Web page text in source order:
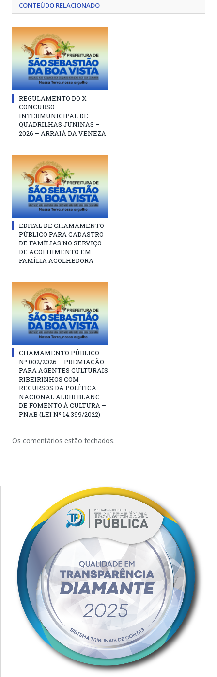
CONTEÚDO RELACIONADO
REGULAMENTO DO X
CONCURSO
INTERMUNICIPAL DE
QUADRILHAS JUNINAS –
2026 – ARRAIÁ DA VENEZA
EDITAL DE CHAMAMENTO
PÚBLICO PARA CADASTRO
DE FAMÍLIAS NO SERVIÇO
DE ACOLHIMENTO EM
FAMÍLIA ACOLHEDORA
CHAMAMENTO PÚBLICO
Nº 002/2026 – PREMIAÇÃO
PARA AGENTES CULTURAIS
RIBEIRINHOS COM
RECURSOS DA POLÍTICA
NACIONAL ALDIR BLANC
DE FOMENTO Á CULTURA –
PNAB (LEI Nº 14.399/2022)
Os comentários estão fechados.